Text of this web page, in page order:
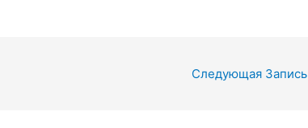
Следующая Запись